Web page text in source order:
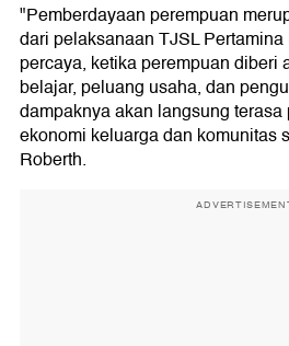
"Pemberdayaan perempuan
dari pelaksanaan TJSL
percaya, ketika perempuan diberi
belajar, peluang usaha, dan
dampaknya akan langsung
ekonomi keluarga dan komunitas
Roberth.